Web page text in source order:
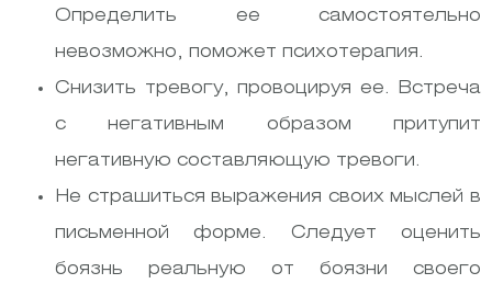
Определить ее самостоятельно
невозможно, поможет психотерапия.
Снизить тревогу, провоцируя ее. Встреча
с негативным образом притупит
негативную составляющую тревоги.
Не страшиться выражения своих мыслей в
письменной форме. Следует оценить
боязнь реальную от боязни своего